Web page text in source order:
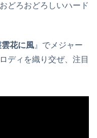
どろおどろしいハード
雲花に風 』でメジャー
ディを織り交ぜ、注目